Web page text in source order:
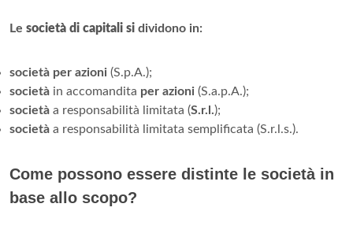
Le società di capitali si dividono in:
società per azioni (S.p.A.);
società in accomandita per azioni (S.a.p.A.);
società a responsabilità limitata (S.r.l.);
società a responsabilità limitata semplificata (S.r.l.s.).
Come possono essere distinte le società in
base allo scopo?